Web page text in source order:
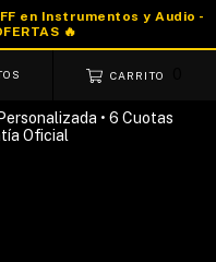
CARRITO
• 6 Cuotas
Oficial